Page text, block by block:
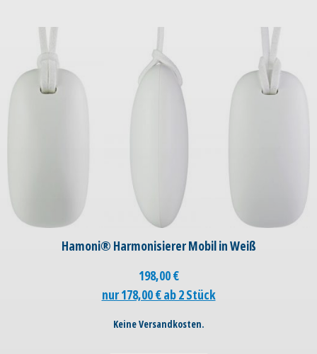
Hamoni® Harmonisierer Mobil in Weiß
198,00€
nur 178,00 € ab 2 Stück
Keine Versandkosten.